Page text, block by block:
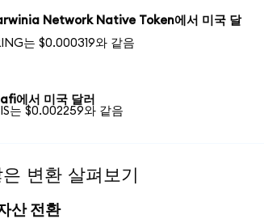
Network Native Token에서 미국 달
는 $0.000319와 같음
에서 미국 달러
는 $0.002259와 같음
변환 살펴보기
산 전환